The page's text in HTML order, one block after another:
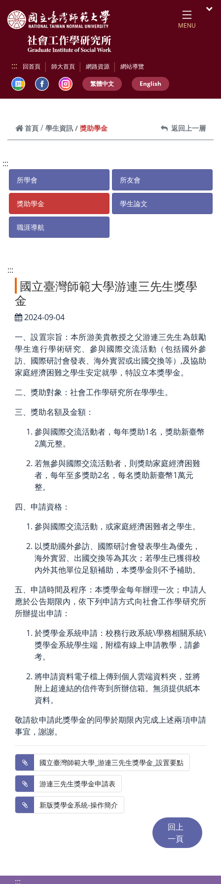
MENU
::: 回首頁 師大首頁 網路資源 網站導覽
繁體中文 English
首頁 學生資訊 獎助學金 返回上一層
:::
所學會 所友會
獎助學金 學生論文
職涯導航
:::
國立臺灣師範大學游連三先生獎學
金
2024-09-04
一、設置宗旨：本所游美貴教授之父游連三先生為鼓勵
學生進行學術研究、參與國際交流活動（包括國外參
訪、國際研討會發表、海外實習或出國交換等）,及協助
家庭經濟困難之學生安定就學，特設立本獎學金。
二、獎助對象：社會工作學研究所在學學生。
三、獎助名額及金額：
參與國際交流活動者，每年獎助1名，獎助新臺幣
2萬元整。
若無參與國際交流活動者，則獎助家庭經濟困難
者，每年至多獎助2名，每名獎助新臺幣1萬元
整。
四、申請資格：
參與國際交流活動，或家庭經濟困難者之學生。
以獎助國外參訪、國際研討會發表學生為優先，
海外實習、出國交換等為其次；若學生已獲得校
內外其他單位足額補助，本獎學金則不予補助。
五、申請時間及程序：本獎學金每年辦理一次；申請人
應於公告期限內，依下列申請方式向社會工作學研究所
所辦提出申請：
於獎學金系統申請：校務行政系統\學務相關系統\
獎學金系統學生端， 附檔有線上申請教學，請參
考。
將申請資料電子檔上傳到個人雲端資料夾， 並將
附上超連結的信件寄到所辦信箱。無須提供紙本
資料。
敬請欲申請此獎學金的同學於期限內完成上述兩項申請
事宜，謝謝。
國立臺灣師範大學_游連三先生獎學金_設置要點
游連三先生獎學金申請表
新版獎學金系統-操作簡介
:::